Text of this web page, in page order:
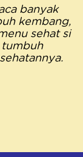
banyak
kembang,
sehat si
tumbuh